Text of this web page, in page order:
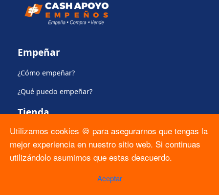
Empeñar
¿Cómo empeñar?
¿Qué puedo empeñar?
Tienda
Comprar en la tienda
Apartado
Utilizamos cookies 🍪 para asegurarnos que tengas la
mejor experiencia en nuestro sitio web. Si continuas
utilizándolo asumimos que estas deacuerdo.
Aceptar